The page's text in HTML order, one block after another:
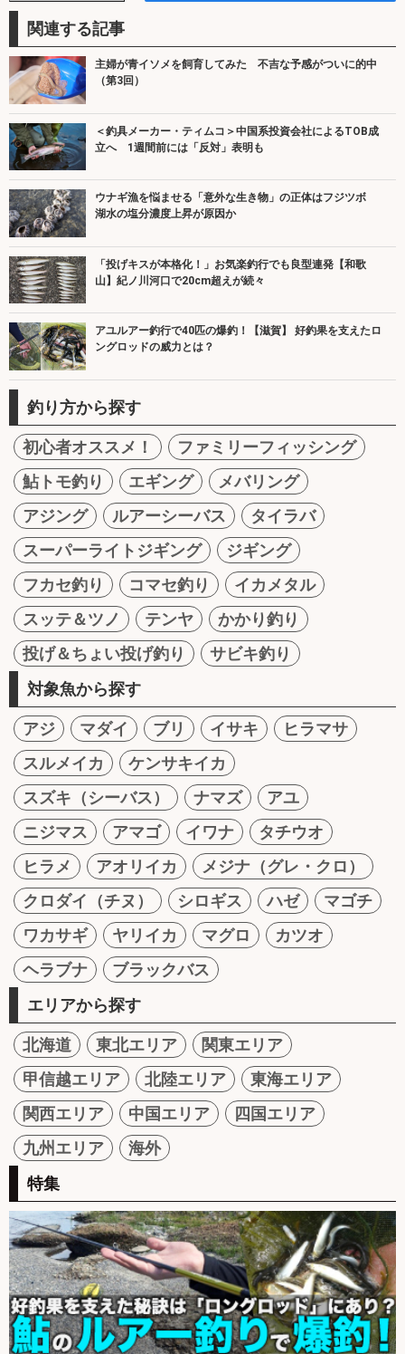
関連する記事
主婦が青イソメを飼育してみた 不吉な予感がついに的中
（第3回）
＜釣具メーカー・ティムコ＞中国系投資会社によるTOB成
立へ 1週間前には「反対」表明も
ウナギ漁を悩ませる「意外な生き物」の正体はフジツボ
湖水の塩分濃度上昇が原因か
「投げキスが本格化！」お気楽釣行でも良型連発【和歌
山】紀ノ川河口で20cm超えが続々
アユルアー釣行で40匹の爆釣！【滋賀】 好釣果を支えたロ
ングロッドの威力とは？
釣り方から探す
初心者オススメ！
ファミリーフィッシング
鮎トモ釣り
エギング
メバリング
アジング
ルアーシーバス
タイラバ
スーパーライトジギング
ジギング
フカセ釣り
コマセ釣り
イカメタル
スッテ＆ツノ
テンヤ
かかり釣り
投げ＆ちょい投げ釣り
サビキ釣り
対象魚から探す
アジ マダイ ブリ イサキ
ヒラマサ
スルメイカ
ケンサキイカ
スズキ（シーバス）
ナマズ
アユ
ニジマス
アマゴ イワナ
タチウオ
ヒラメ
アオリイカ
メジナ（グレ・クロ）
クロダイ（チヌ）
シロギス ハゼ
マゴチ
ワカサギ
ヤリイカ マグロ
カツオ
ヘラブナ
ブラックバス
エリアから探す
北海道 東北エリア
関東エリア
甲信越エリア
北陸エリア
東海エリア
関西エリア
中国エリア
四国エリア
九州エリア
海外
特集